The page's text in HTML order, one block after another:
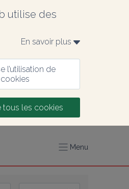
utilise des
En savoir plus
l’utilisation de
cookies
tous les cookies
Menu